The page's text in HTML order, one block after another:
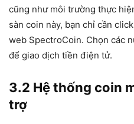
cũng như môi trường thực
sàn coin này, bạn chỉ cần
web SpectroCoin. Chọn các
để giao dịch tiền điện tử.
3.2 Hệ thống coin
trợ